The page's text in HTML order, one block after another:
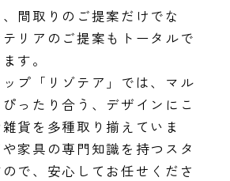
間取りのご提案だけでな
リアのご提案もトータルで
す。
プ「リゾテア」では、マル
ったり合う、デザインにこ
貨を多種取り揃えていま
家具の専門知識を持つスタ
で、安心してお任せくださ